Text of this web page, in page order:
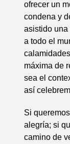
ofrecer un
condena y
asistido una
a todo el
máxima de
sea el
así
Si
alegría; si
camino de